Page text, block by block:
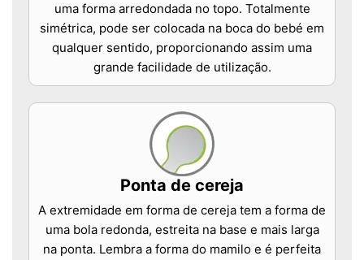
uma forma arredondada no topo. Totalmente
simétrica, pode ser colocada na boca do bebé em
qualquer sentido, proporcionando assim uma
grande facilidade de utilização.
Ponta de cereja
A extremidade em forma de cereja tem a forma de
uma bola redonda, estreita na base e mais larga
na ponta. Lembra a forma do mamilo e é perfeita